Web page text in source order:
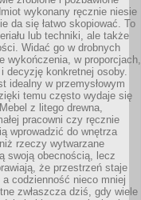
wykonany ręcznie niesie
da się łatwo skopiować. To
lub techniki, ale także
Widać go w drobnych
wykończenia, w proporcjach,
decyzję konkretnej osoby.
idealny w przemysłowym
temu często wydaje się
z litego drewna,
pracowni czy ręcznie
wprowadzić do wnętrza
rzeczy wytwarzane
swoją obecnością, lecz
że przestrzeń staje
codzienność nieco mniej
zwłaszcza dziś, gdy wiele